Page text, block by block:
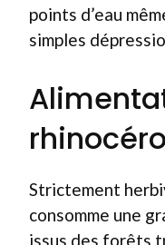
points d’eau
simples
Strictement
consomme une
issus des forêts